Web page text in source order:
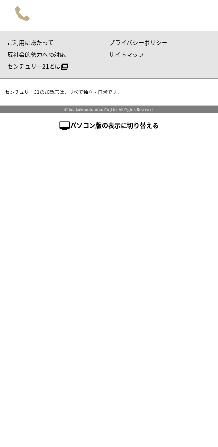
ご利用にあたって
プライバシーポリシー
反社会的勢力への対応
サイトマップ
センチュリー21とは
センチュリー21の加盟店は、すべて独立・自営です。
©Jutakukoueihanbai Co.,Ltd. All Rights Reserved.
パソコン版の表示に切り替える